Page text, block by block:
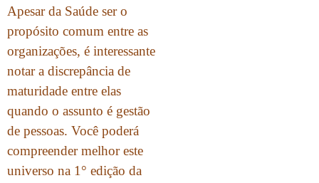
Apesar da Saúde ser o
propósito comum entre as
organizações, é interessante
notar a discrepância de
maturidade entre elas
quando o assunto é gestão
de pessoas. Você poderá
compreender melhor este
universo na 1° edição da